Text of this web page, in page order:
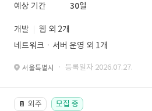
예상 기간
30일
개발
웹 외 2개
네트워크ㆍ서버 운영 외 1개
서울특별시 · 등록일자 2026.07.27.
📔 외주 모집 중